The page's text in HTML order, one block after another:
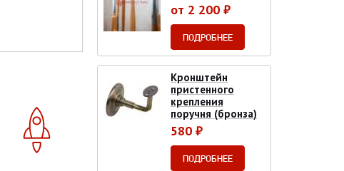
от 2 200 ₽
ПОДРОБНЕЕ
Кронштейн
пристенного
крепления
поручня (бронза)
580 ₽
ПОДРОБНЕЕ